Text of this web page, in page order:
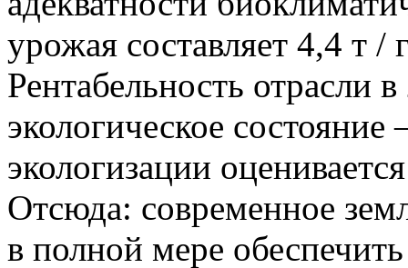
урожая составляет 4,4 т
Рентабельность отрасли
экологическое
экологизации
Отсюда: современное
в полной мере